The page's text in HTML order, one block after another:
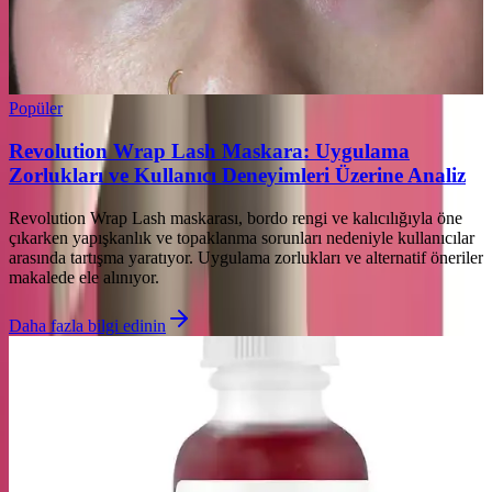
Popüler
Revolution Wrap Lash Maskara: Uygulama
Zorlukları ve Kullanıcı Deneyimleri Üzerine Analiz
Revolution Wrap Lash maskarası, bordo rengi ve kalıcılığıyla öne
çıkarken yapışkanlık ve topaklanma sorunları nedeniyle kullanıcılar
arasında tartışma yaratıyor. Uygulama zorlukları ve alternatif öneriler
makalede ele alınıyor.
Daha fazla bilgi edinin